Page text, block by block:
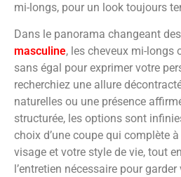
mi-longs, pour un look toujours
Dans le panorama changeant des
masculine, les cheveux mi-
sans égal pour exprimer votre
recherchiez une allure
naturelles ou une présence
structurée, les options sont
choix d’une coupe qui complète
visage et votre style de vie, tout
l’entretien nécessaire pour